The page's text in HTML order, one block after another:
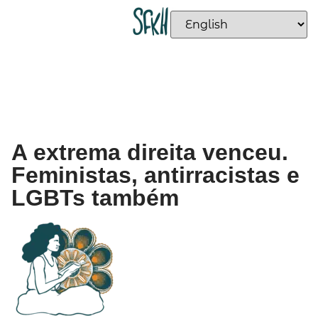
A extrema direita venceu.
Feministas, antirracistas e
LGBTs também